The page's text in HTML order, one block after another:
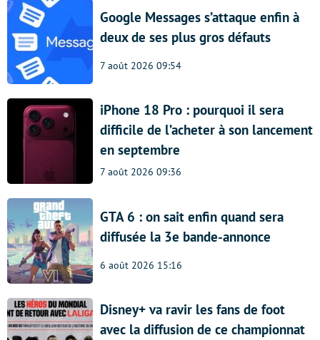
Google Messages s’attaque enfin à
deux de ses plus gros défauts
7 août 2026 09:54
iPhone 18 Pro : pourquoi il sera
difficile de l’acheter à son lancement
en septembre
7 août 2026 09:36
GTA 6 : on sait enfin quand sera
diffusée la 3e bande-annonce
6 août 2026 15:16
Disney+ va ravir les fans de foot
avec la diffusion de ce championnat